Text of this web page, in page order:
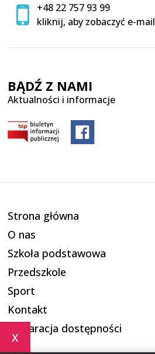
x
+48 22 757 93 99
kliknij, aby zobaczyć e-mail
BĄDŹ Z NAMI
Aktualności i informacje
Strona główna
O nas
Szkoła podstawowa
Przedszkole
Sport
Kontakt
Deklaracja dostępności